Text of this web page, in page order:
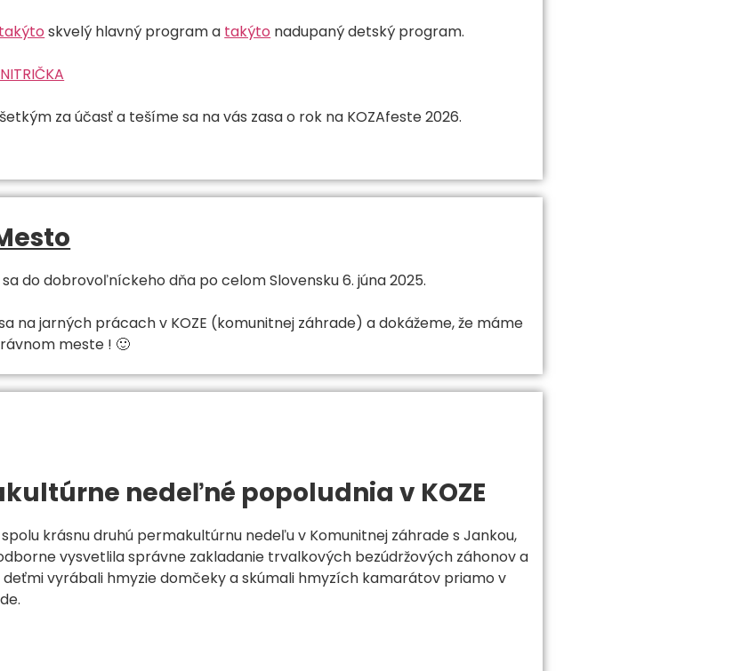
takýto skvelý hlavný program a takýto nadupaný detský program.
za účasť a tešíme sa na vás zasa o rok na KOZAfeste 2026.
sa do dobrovoľníckeho dňa po celom Slovensku 6. júna 2025.
na jarných prácach v KOZE (komunitnej záhrade) a dokážeme, že máme
meste ! 🙂
nedeľné popoludnia v KOZE
krásnu druhú permakultúrnu nedeľu v Komunitnej záhrade s Jankou,
vysvetlila správne zakladanie trvalkových bezúdržových záhonov a
deťmi vyrábali hmyzie domčeky a skúmali hmyzích kamarátov priamo v